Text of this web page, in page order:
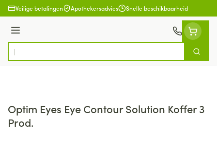
Ga naar de inhoud
Veilige betalingen Apothekersadvies Snelle beschikbaarheid
Menu
Product, merk, categorie...
Zoek
Optim Eyes Eye Contour Solution Koffer 3
Prod.